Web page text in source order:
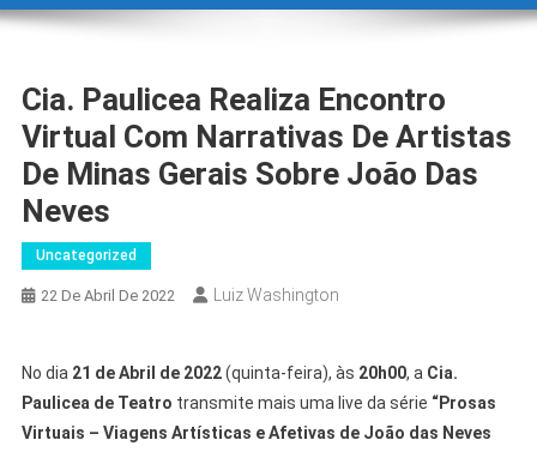
Cia. Paulicea Realiza Encontro
Virtual Com Narrativas De Artistas
De Minas Gerais Sobre João Das
Neves
Uncategorized
22 De Abril De 2022 Luiz Washington
No dia 21 de Abril de 2022(quinta-feira), às 20h00, a Cia.
Paulicea de Teatro transmite mais uma live da série “Prosas
Virtuais – Viagens Artísticas e Afetivas de João das Neves